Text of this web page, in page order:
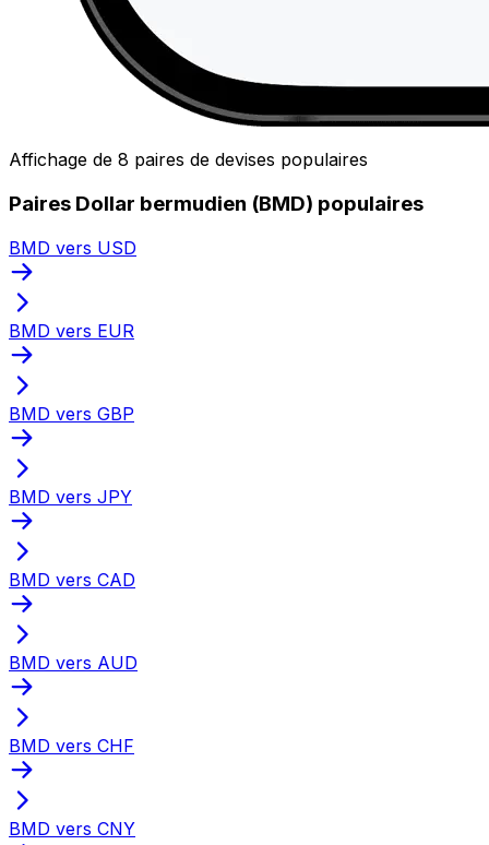
Affichage de 8 paires de devises populaires
Paires Dollar bermudien (BMD) populaires
BMD vers USD
BMD vers EUR
BMD vers GBP
BMD vers JPY
BMD vers CAD
BMD vers AUD
BMD vers CHF
BMD vers CNY